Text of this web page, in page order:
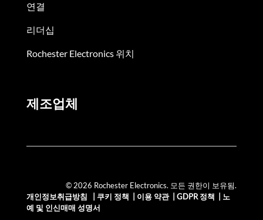
연결
리더십
Rochester Electronics 위치
제조업체
© 2026 Rochester Electronics. 모든 권한이 보유됨.
개인정보취급방침
쿠키 정책 이용 약관| GDPR 정책
노
예 및 인신매매 성명서